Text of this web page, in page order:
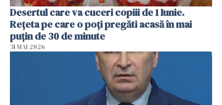
Desertul care va cuceri copiii de 1 Iunie.
Rețeta pe care o poți pregăti acasă în mai
puțin de 30 de minute
31 MAI 2026